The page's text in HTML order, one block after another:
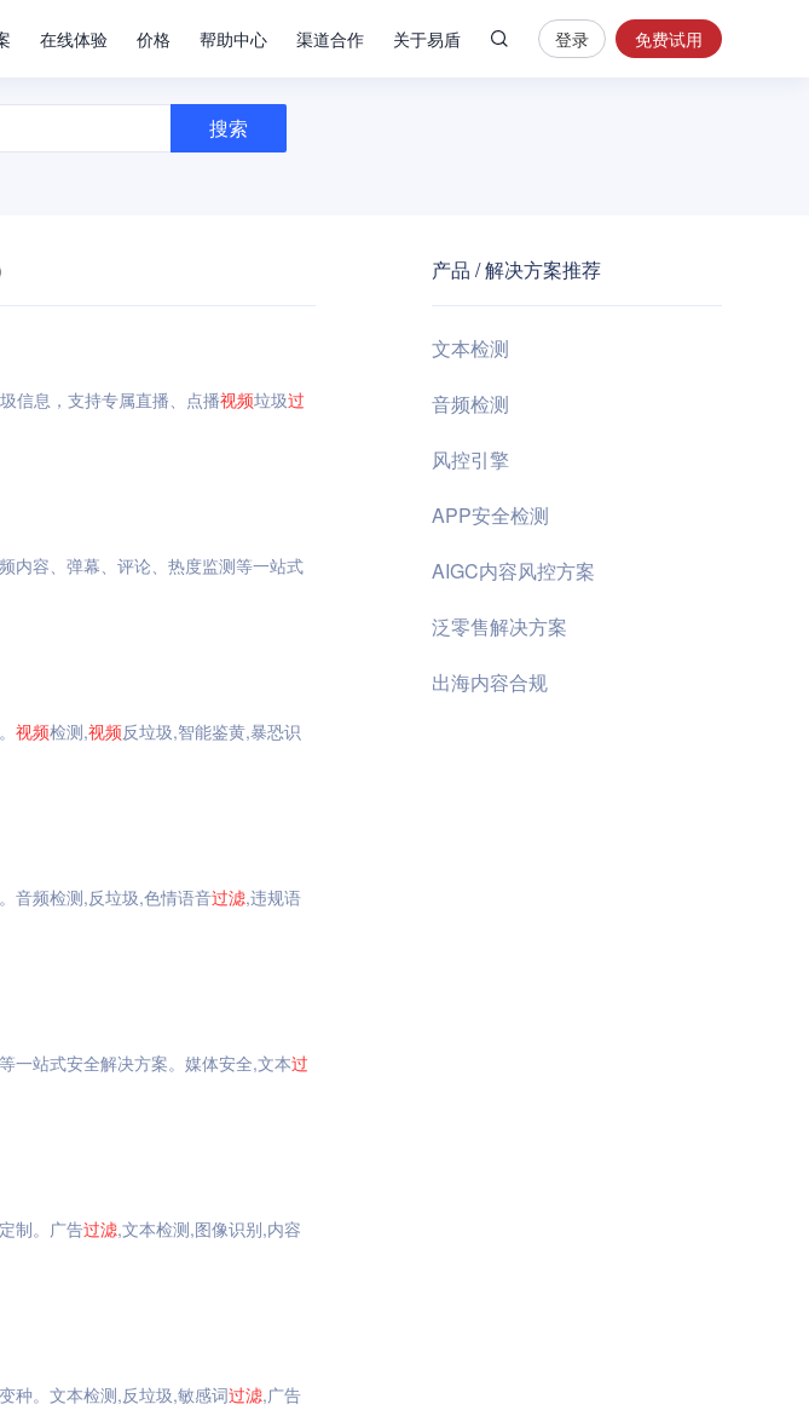
在线体验 价格 帮助中心 渠道合作 关于易盾
安
全
控
登录 免费试用
搜索
信息，支持专属直播、点播视频垃圾过
内容、弹幕、评论、热度监测等一站式
视频检测,视频反垃圾,智能鉴黄,暴恐识
音频检测,反垃圾,色情语音过滤,违规语
一站式安全解决方案。媒体安全,文本过
制。广告过滤,文本检测,图像识别,内容
种。文本检测,反垃圾,敏感词过滤,广告
产品 / 解决方案推荐
文本检测
音频检测
风控引擎
APP安全检测
AIGC内容风控方案
泛零售解决方案
出海内容合规